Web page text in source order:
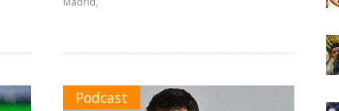
Podcast